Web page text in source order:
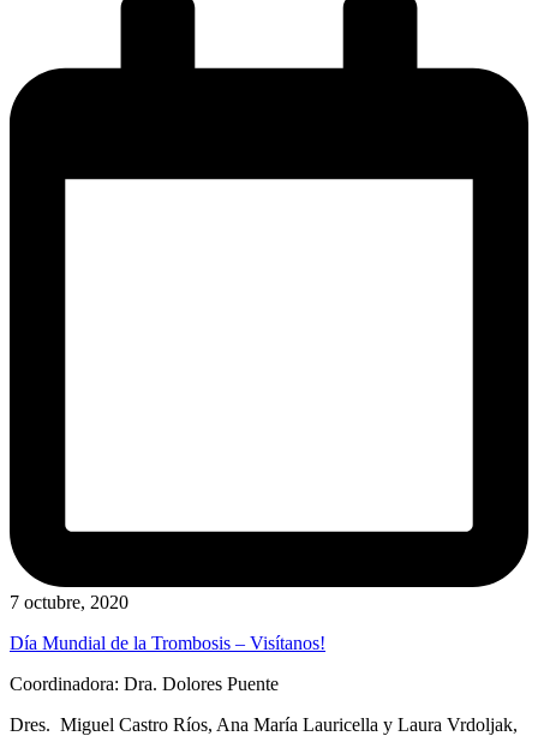
7 octubre, 2020
Día Mundial de la Trombosis – Visítanos!
Coordinadora: Dra. Dolores Puente
Dres. Miguel Castro Ríos, Ana María Lauricella y Laura Vrdoljak,